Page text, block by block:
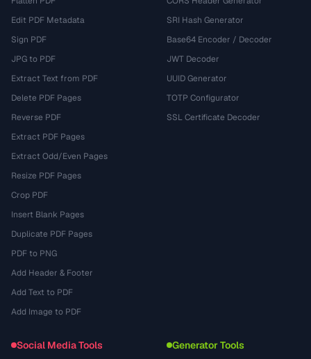
Edit PDF Metadata
Sign PDF
JPG to PDF
Extract Text from PDF
Delete PDF Pages
Reverse PDF
Extract PDF Pages
Extract Odd/Even Pages
Resize PDF Pages
Crop PDF
Insert Blank Pages
Duplicate PDF Pages
PDF to PNG
Add Header & Footer
Add Text to PDF
Add Image to PDF
SRI Hash Generator
Base64 Encoder / Decoder
JWT Decoder
UUID Generator
TOTP Configurator
SSL Certificate Decoder
Social Media Tools Generator Tools